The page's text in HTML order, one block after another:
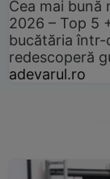
Cea mai bună
2026 – Top 5
bucătăria într-
redescoperă
adevarul.ro